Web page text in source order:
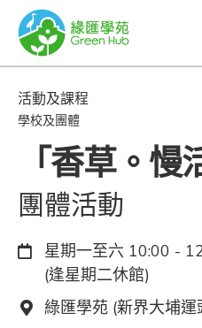
活動及課程
學校及團體
「香草。
團體活動
日期：
星期一至六 10:00 -
(逢星期二休館)
地點：
綠匯學苑 (新界大埔